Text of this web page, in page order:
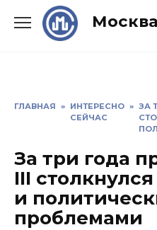
ГЛАВНАЯ » ИНТЕРЕСНО
СЕЙЧАС
» ЗА
За три года
III
и
проблемами